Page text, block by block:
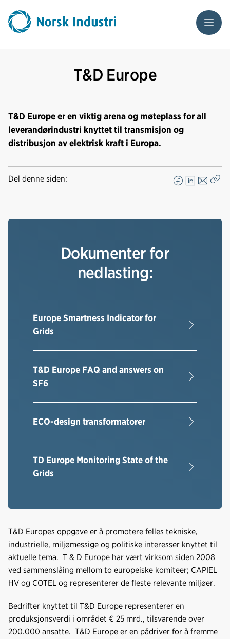
Meny
T&D Europe
T&D Europe er en viktig arena og møteplass for all
leverandørindustri knyttet til transmisjon og
distribusjon av elektrisk kraft i Europa.
Del denne siden:
F
a
e
L
i
k
E
-
o
Dokumenter for
nedlasting:
Europe Smartness Indicator for
Grids
T&D Europe FAQ and answers on
SF6
ECO-design transformatorer
TD Europe Monitoring State of the
Grids
T&D Europes oppgave er å promotere felles tekniske,
industrielle, miljømessige og politiske interesser knyttet til
aktuelle tema. T & D Europe har vært virksom siden 2008
ved sammenslåing mellom to europeiske komiteer; CAPIEL
HV og COTEL og representerer de fleste relevante miljøer.
Bedrifter knyttet til T&D Europe representerer en
produksjonsverdi i området € 25 mrd., tilsvarende over
200.000 ansatte. T&D Europe er en pådriver for å fremme